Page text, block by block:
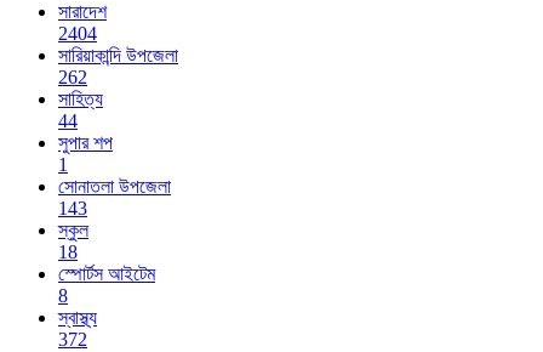
সারাদেশ
2404
সারিয়াকান্দি উপজেলা
262
সাহিত্য
44
সুপার শপ
1
সোনাতলা উপজেলা
143
স্কুল
18
স্পোর্টস আইটেম
8
স্বাস্থ্য
372